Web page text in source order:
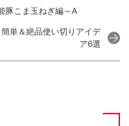
豚こま玉ねぎ編～A
単＆絶品使い切りアイデ
ア6選